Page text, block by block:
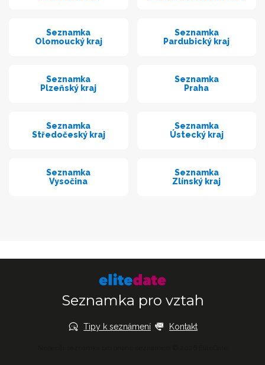
Seznamka
Olomoucký kraj
Seznamka
Pardubický kraj
Seznamka
Plzeňský kraj
Seznamka
Praha
Seznamka
Středočeský kraj
Seznamka
Ústecký kraj
Seznamka
Vysočina
Seznamka
Zlínský kraj
Seznamka pro vztah
Tipy k seznámení Kontakt